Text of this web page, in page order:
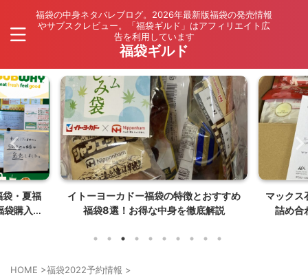
福袋の中身ネタバレブログ。2026年最新版福袋の発売情報
やサブスクレビュー。「福袋ギルド」はアフィリエイト広
告を利用しています
福袋ギルド
・夏福
購入レ
イトーヨーカドー福袋の特徴とおすすめ
福袋8選！お得な中身を徹底解説
マックス
詰め合
HOME >福袋2022予約情報 >